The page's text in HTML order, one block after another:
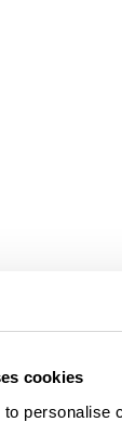
cookies
personalise